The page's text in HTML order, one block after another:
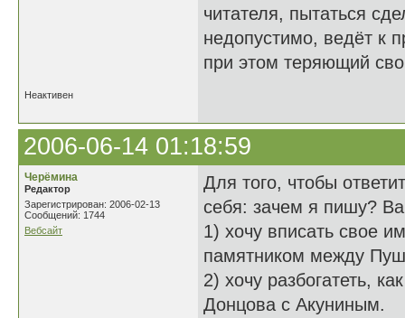
читателя, пытаться
недопустимо, ведёт к
при этом теряющий
Неактивен
2006-06-14 01:18:59
Черёмина
Редактор
Зарегистрирован: 2006-02-13
Сообщений: 1744
Вебсайт
Для того, чтобы
себя: зачем я пишу?
1) хочу вписать свое
памятником между
2) хочу разбогатеть,
Донцова с Акуниным.